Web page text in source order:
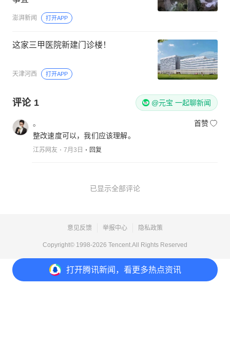
打开腾讯新闻，看更多热点资讯
澎湃新闻 打开APP
这家三甲医院新建门诊楼！
天津河西 打开APP
评论 1 @元宝 一起聊新闻
。
首赞
整改速度可以，我们应该理解。
江苏网友 7月3日 回复
已显示全部评论
意见反馈 举报中心 隐私政策
Copyright© 1998-2026 Tencent.All Rights Reserved